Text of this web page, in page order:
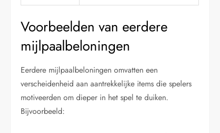
Voorbeelden van eerdere
mijlpaalbeloningen
Eerdere mijlpaalbeloningen omvatten een
verscheidenheid aan aantrekkelijke items die spelers
motiveerden om dieper in het spel te duiken.
Bijvoorbeeld: